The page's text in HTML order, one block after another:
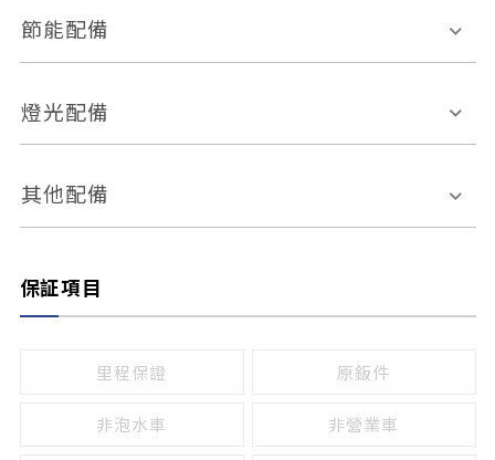
車道偏離警示
自動停車系統 盲點偵測系統
倒車雷達
無
有
外部音源接入
節能配備
引擎啟閉系統
燈光配備
感應頭燈
頭燈光源
其他配備
保証項目
里程保證 原鈑件
非泡水車 非營業車